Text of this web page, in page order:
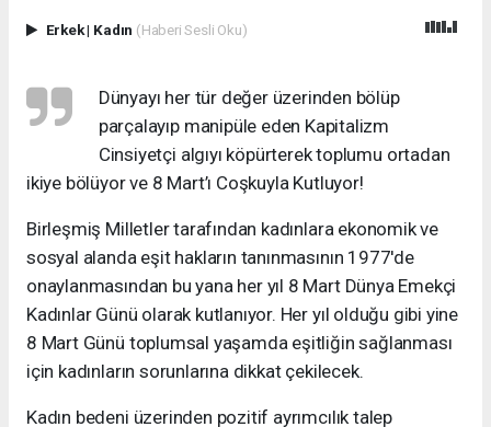
Erkek| Kadın (Haberi Sesli Oku)
Dünyayı her tür değer üzerinden bölüp
parçalayıp manipüle eden Kapitalizm
Cinsiyetçi algıyı köpürterek toplumu ortadan
ikiye bölüyor ve 8 Mart’ı Coşkuyla Kutluyor!
Birleşmiş Milletler tarafından kadınlara ekonomik ve
sosyal alanda eşit hakların tanınmasının 1977'de
onaylanmasından bu yana her yıl 8 Mart Dünya Emekçi
Kadınlar Günü olarak kutlanıyor. Her yıl olduğu gibi yine
8 Mart Günü toplumsal yaşamda eşitliğin sağlanması
için kadınların sorunlarına dikkat çekilecek.
Kadın bedeni üzerinden pozitif ayrımcılık talep